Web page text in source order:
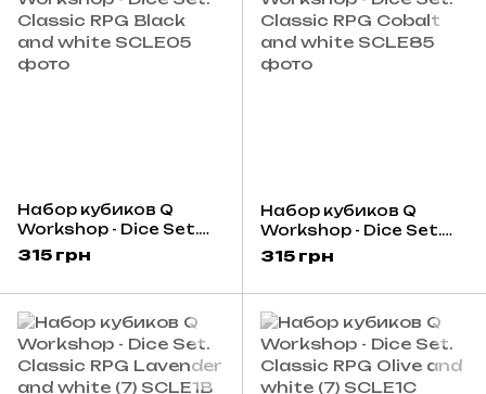
Набор кубиков Q
Workshop - Dice Set.
Classic RPG Black and
white
315 грн
Набор кубиков Q
Workshop - Dice Set.
Classic RPG Cobalt and
white
315 грн